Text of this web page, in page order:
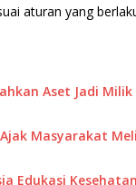
aturan yang
Aset Jadi
Masyarakat
Edukasi